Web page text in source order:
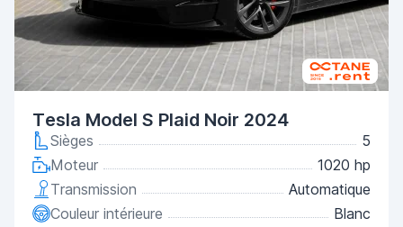
Tesla Model S Plaid Noir 2024
Sièges
5
Moteur
1020 hp
Transmission
Automatique
Couleur intérieure
Blanc